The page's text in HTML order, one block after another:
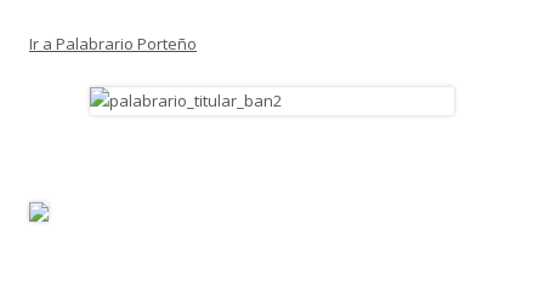
Ir a Palabrario Porteño